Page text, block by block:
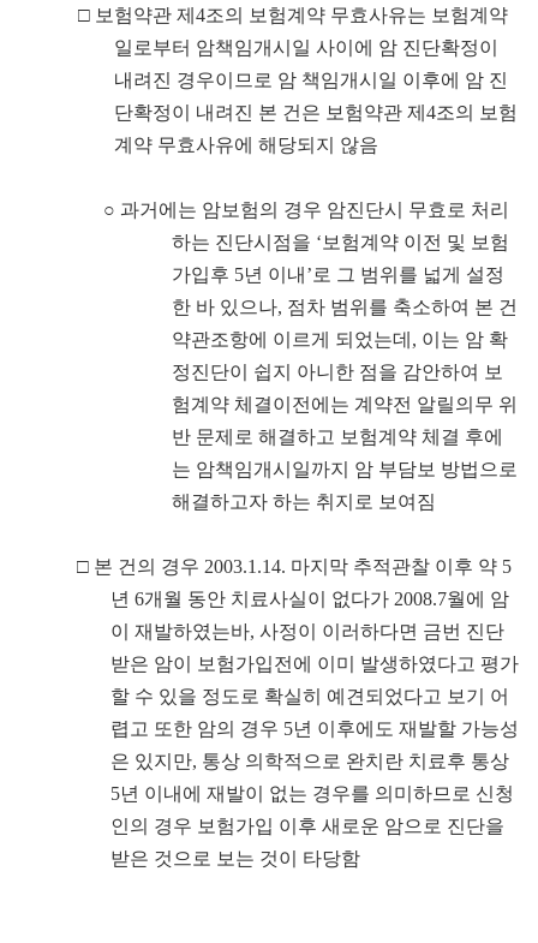
□ 보험약관 제 4조의 보험계약 무효사유는 보험계약
일로부터 암책임개시일 사이에 암 진단확정이
내려진 경우이므로 암 책임개시일 이후에 암 진
단확정이 내려진 본 건은 보험약관 제 4조의 보험
계약 무효사유에 해당되지 않음
○ 과거에는 암보험의 경우 암진단시 무효로 처리
하는 진단시점을 ‘ 보험계약 이전 및 보험
가입후 5년 이내 ’ 로 그 범위를 넓게 설정
한 바 있으나, 점차 범위를 축소하여 본 건
약관조항에 이르게 되었는데 , 이는 암 확
정진단이 쉽지 아니한 점을 감안하여 보
험계약 체결이전에는 계약전 알릴의무 위
반 문제로 해결하고 보험계약 체결 후에
는 암책임개시일까지 암 부담보 방법으로
해결하고자 하는 취지로 보여짐
□ 본 건의 경우 2003.1.14. 마지막 추적관찰 이후 약 5
년6개월 동안 치료사실이 없다가 2008.7월에 암
이 재발하였는바,사정이 이러하다면 금번 진단
받은 암이 보험가입전에 이미 발생하였다고 평가
할 수 있을 정도로 확실히 예견되었다고 보기 어
렵고 또한 암의 경우 5년 이후에도 재발할 가능성
은 있지만, 통상 의학적으로 완치란 치료후 통상
5년 이내에 재발이 없는 경우를 의미하므로 신청
인의 경우 보험가입 이후 새로운 암으로 진단을
받은 것으로 보는 것이 타당함